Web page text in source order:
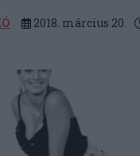
2018. március 20.